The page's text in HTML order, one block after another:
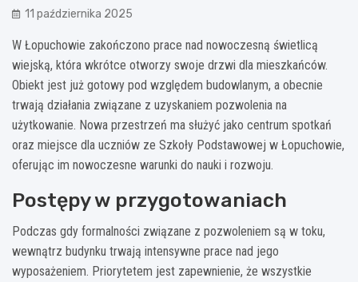
11 października 2025
W Łopuchowie zakończono prace nad nowoczesną świetlicą
wiejską, która wkrótce otworzy swoje drzwi dla mieszkańców.
Obiekt jest już gotowy pod względem budowlanym, a obecnie
trwają działania związane z uzyskaniem pozwolenia na
użytkowanie. Nowa przestrzeń ma służyć jako centrum spotkań
oraz miejsce dla uczniów ze Szkoły Podstawowej w Łopuchowie,
oferując im nowoczesne warunki do nauki i rozwoju.
Postępy w przygotowaniach
Podczas gdy formalności związane z pozwoleniem są w toku,
wewnątrz budynku trwają intensywne prace nad jego
wyposażeniem. Priorytetem jest zapewnienie, że wszystkie